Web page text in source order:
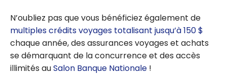
N’oubliez pas que vous bénéficiez également de
multiples crédits voyages totalisant jusqu’à 150 $
chaque année, des assurances voyages et achats
se démarquant de la concurrence et des accès
illimités auSalon Banque Nationale !